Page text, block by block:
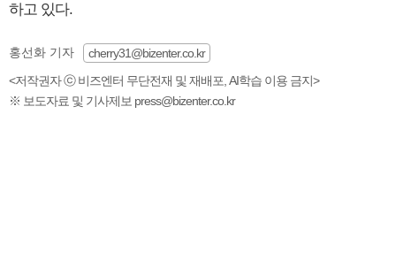
하고 있다.
홍선화 기자
cherry31@bizenter.co.kr
<저작권자 ⓒ 비즈엔터 무단전재 및 재배포, AI학습 이용 금지>
※ 보도자료 및 기사제보 press@bizenter.co.kr